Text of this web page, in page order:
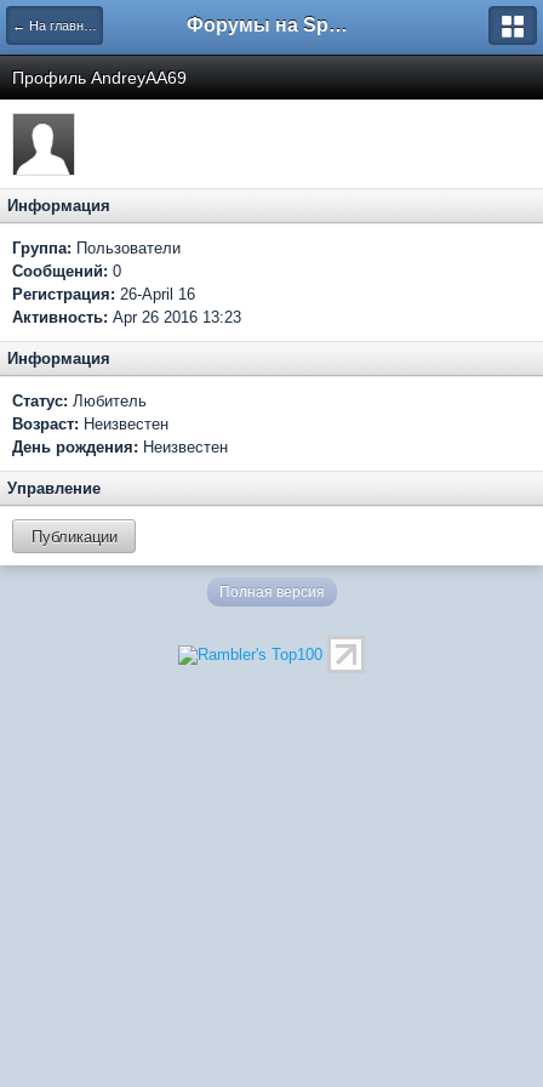
← На главную Форумы на Sportbox.ru
Профиль AndreyAA69
Информация
Группа: Пользователи
Сообщений: 0
Регистрация: 26-April 16
Активность: Apr 26 2016 13:23
Информация
Статус: Любитель
Возраст: Неизвестен
День рождения: Неизвестен
Управление
Публикации
Полная версия